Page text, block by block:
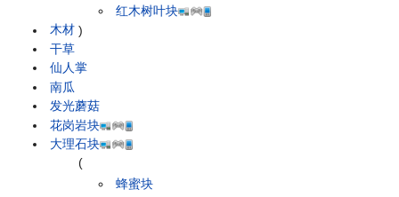
木材
红木树叶块
)
干草
仙人掌
南瓜
发光蘑菇
花岗岩块
大理石块
(
蜂蜜块